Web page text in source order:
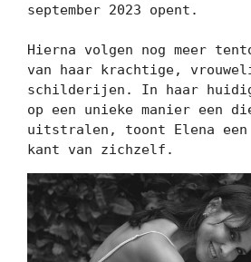
september 2023 opent.
Hierna volgen nog meer
van haar krachtige,
schilderijen. In haar
op een unieke manier een
uitstralen, toont Elena een
kant van zichzelf.